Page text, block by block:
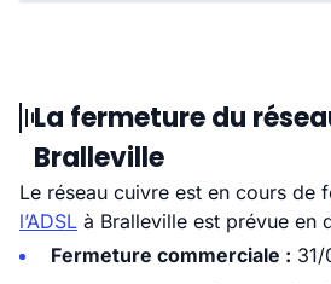
La fermeture du
Bralleville
Le réseau cuivre est en cours de
l’ADSL à Bralleville est prévue en
Fermeture commerciale : 31/